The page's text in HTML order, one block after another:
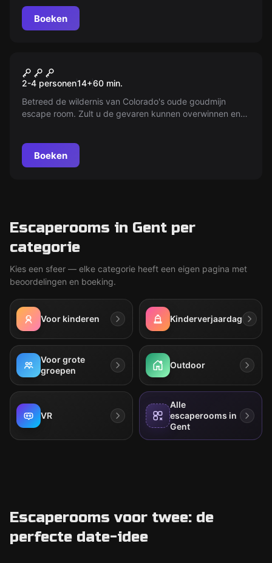
ontsnappen. Voel jij je dapper genoeg? Probeer het nu!
Boeken
The Mine
2-4 personen14+60 min.
Betreed de wildernis van Colorado's oude goudmijn
escape room. Zult u de gevaren kunnen overwinnen en
Boeken
Escaperooms in Gent per
categorie
Kies een sfeer — elke categorie heeft een eigen pagina met
beoordelingen en boeking.
Voor kinderen Kinderverjaardag
Voor grote
groepen
Outdoor
VR
Alle
escaperooms in
Gent
Escaperooms voor twee: de
perfecte date-idee